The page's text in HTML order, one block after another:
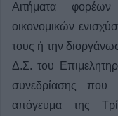
Αιτήματα
οικονομικών
τους ή την
Δ.Σ. του
συνεδρίασης που
απόγευμα της